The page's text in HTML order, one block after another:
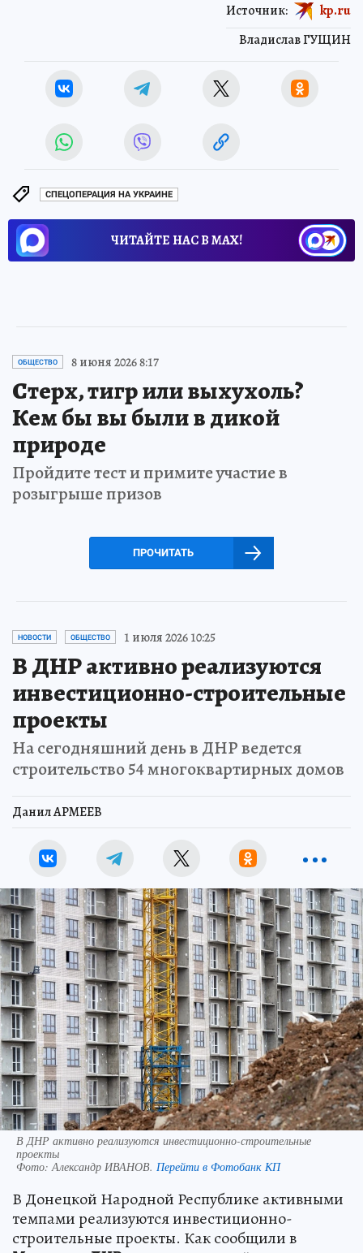
Владислав ГУЩИН
Источник: kp.ru
СПЕЦОПЕРАЦИЯ НА УКРАИНЕ
ЧИТАЙТЕ НАС В МАХ!
ОБЩЕСТВО 8 июня 2026 8:17
Стерх, тигр или выхухоль?
Кем бы вы были в дикой
природе
Пройдите тест и примите участие в
розыгрыше призов
ПРОЧИТАТЬ
НОВОСТИ ОБЩЕСТВО 1 июля 2026 10:25
В ДНР активно реализуются
инвестиционно-строительные
проекты
На сегодняшний день в ДНР ведется
строительство 54 многоквартирных домов
Данил АРМЕЕВ
В ДНР активно реализуются инвестиционно-строительные
проекты
Фото:Александр ИВАНОВ. Перейти в Фотобанк КП
В Донецкой Народной Республике активными
темпами реализуются инвестиционно-
строительные проекты. Как сообщили в